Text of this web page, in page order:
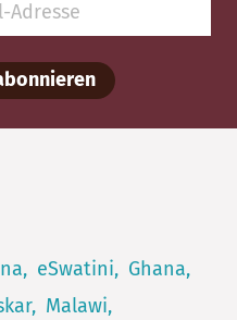
eSwatini
Ghana
Malawi